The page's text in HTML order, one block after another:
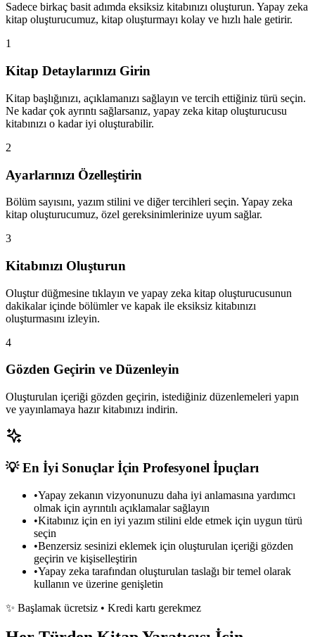
Sadece birkaç basit adımda eksiksiz kitabınızı oluşturun. Yapay zeka
kitap oluşturucumuz, kitap oluşturmayı kolay ve hızlı hale getirir.
1
Kitap Detaylarınızı Girin
Kitap başlığınızı, açıklamanızı sağlayın ve tercih ettiğiniz türü seçin.
Ne kadar çok ayrıntı sağlarsanız, yapay zeka kitap oluşturucusu
kitabınızı o kadar iyi oluşturabilir.
2
Ayarlarınızı Özelleştirin
Bölüm sayısını, yazım stilini ve diğer tercihleri seçin. Yapay zeka
kitap oluşturucumuz, özel gereksinimlerinize uyum sağlar.
3
Kitabınızı Oluşturun
Oluştur düğmesine tıklayın ve yapay zeka kitap oluşturucusunun
dakikalar içinde bölümler ve kapak ile eksiksiz kitabınızı
oluşturmasını izleyin.
4
Gözden Geçirin ve Düzenleyin
Oluşturulan içeriği gözden geçirin, istediğiniz düzenlemeleri yapın
ve yayınlamaya hazır kitabınızı indirin.
💡 En İyi Sonuçlar İçin Profesyonel İpuçları
•Yapay zekanın vizyonunuzu daha iyi anlamasına yardımcı
olmak için ayrıntılı açıklamalar sağlayın
•Kitabınız için en iyi yazım stilini elde etmek için uygun türü
seçin
•Benzersiz sesinizi eklemek için oluşturulan içeriği gözden
geçirin ve kişiselleştirin
•Yapay zeka tarafından oluşturulan taslağı bir temel olarak
kullanın ve üzerine genişletin
✨ Başlamak ücretsiz • Kredi kartı gerekmez